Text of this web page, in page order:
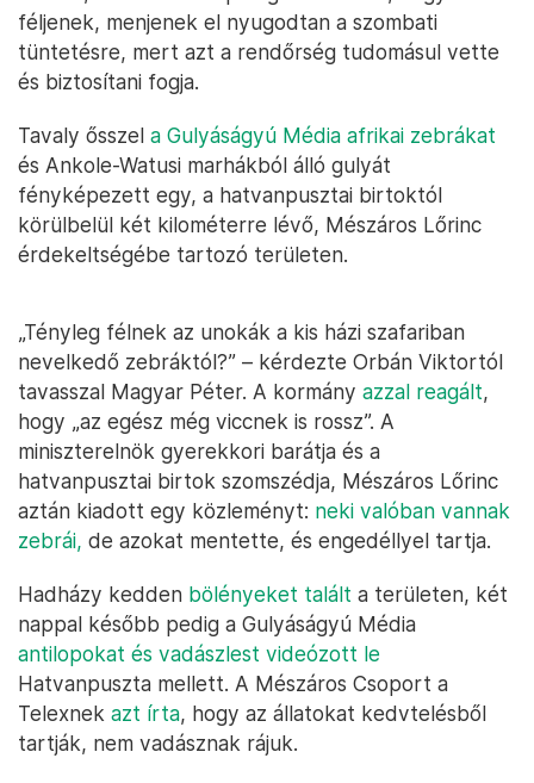
féljenek, menjenek el nyugodtan a szombati
tüntetésre, mert azt a rendőrség tudomásul vette
és biztosítani fogja.
Tavaly ősszel a Gulyáságyú Média afrikai zebrákat
és Ankole-Watusi marhákból álló gulyát
fényképezett egy, a hatvanpusztai birtoktól
körülbelül két kilométerre lévő, Mészáros Lőrinc
érdekeltségébe tartozó területen.
„Tényleg félnek az unokák a kis házi szafariban
nevelkedő zebráktól?” – kérdezte Orbán Viktortól
tavasszal Magyar Péter. A kormány azzal reagált,
hogy „az egész még viccnek is rossz”. A
miniszterelnök gyerekkori barátja és a
hatvanpusztai birtok szomszédja, Mészáros Lőrinc
aztán kiadott egy közleményt: neki valóban vannak
zebrái, de azokat mentette, és engedéllyel tartja.
Hadházy kedden bölényeket talált a területen, két
nappal később pedig a Gulyáságyú Média
antilopokat és vadászlest videózott le
Hatvanpuszta mellett. A Mészáros Csoport a
Telexnek azt írta, hogy az állatokat kedvtelésből
tartják, nem vadásznak rájuk.